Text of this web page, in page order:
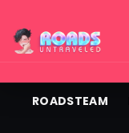
ROADSTEAM